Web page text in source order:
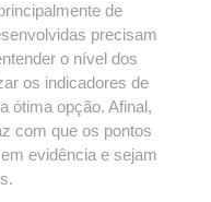
de
precisam
o nível dos
os indicadores de
ótima opção. Afinal,
com que os pontos
evidência e sejam